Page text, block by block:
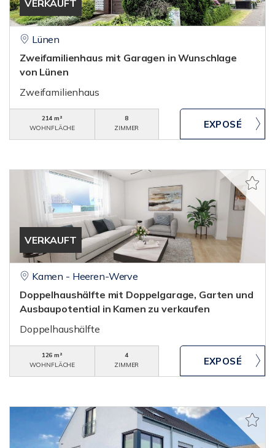
VERKAUFT
Lünen
Zweifamilienhaus mit Garagen in Wunschlage
von Lünen
Zweifamilienhaus
214 m²
WOHNFLÄCHE
8
ZIMMER
VERKAUFT
Kamen - Heeren-Werve
Doppelhaushälfte mit Doppelgarage, Garten und
Ausbaupotential in Kamen zu verkaufen
Doppelhaushälfte
126 m²
WOHNFLÄCHE
4
ZIMMER